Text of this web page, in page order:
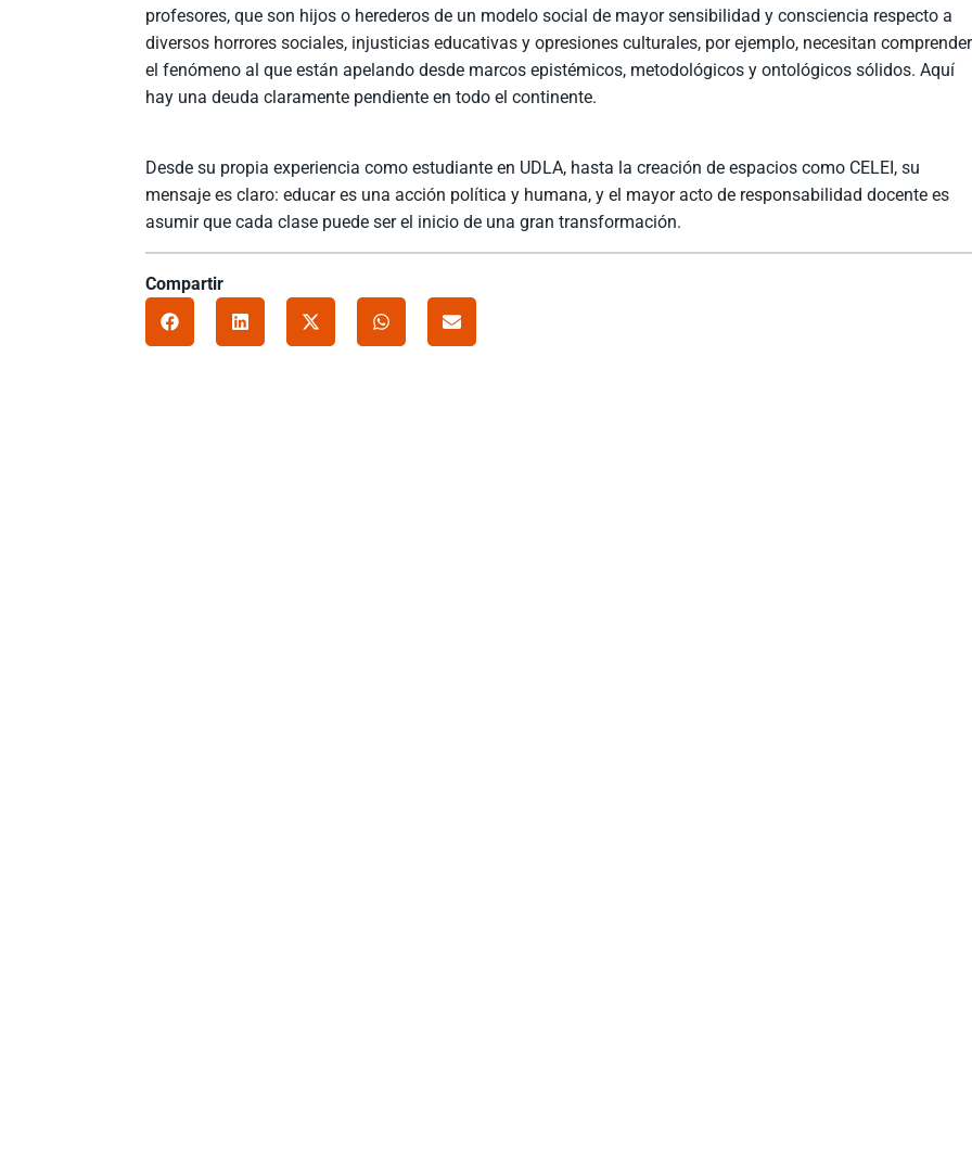
profesores, que son hijos o herederos de un modelo social de mayor sensibilidad y consciencia respecto a
diversos horrores sociales, injusticias educativas y opresiones culturales, por ejemplo, necesitan comprender
el fenómeno al que están apelando desde marcos epistémicos, metodológicos y ontológicos sólidos. Aquí
hay una deuda claramente pendiente en todo el continente.
Desde su propia experiencia como estudiante en UDLA, hasta la creación de espacios como CELEI, su
mensaje es claro: educar es una acción política y humana, y el mayor acto de responsabilidad docente es
asumir que cada clase puede ser el inicio de una gran transformación.
Compartir